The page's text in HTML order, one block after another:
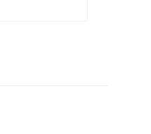
能对变革持抵触态